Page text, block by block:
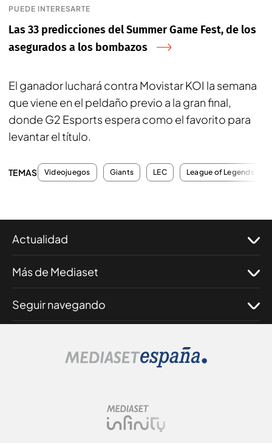
PUEDE INTERESARTE
Las 33 predicciones del Summer Game Fest, de los
asegurados a los bombazos
El ganador luchará contra Movistar KOI la semana
que viene en el peldaño previo a la gran final,
donde G2 Esports espera como el favorito para
levantar el título.
TEMAS Videojuegos Giants LEC League of Legends
Actualidad
Más de Mediaset
Seguir navegando